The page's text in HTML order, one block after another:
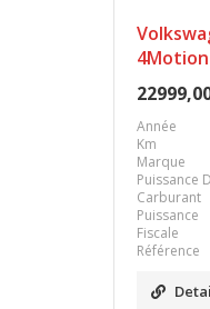
4Motion
Année
Km
Marque
Puissance
Carburant
Puissance
Fiscale
Référence